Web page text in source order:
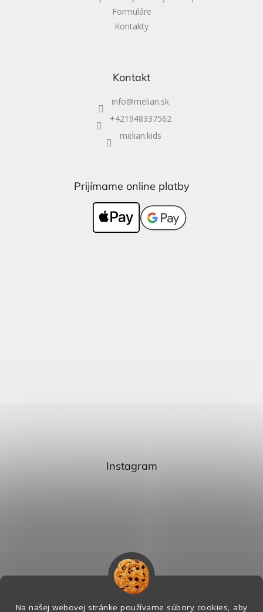
Na našej webovej stránke používame súbory cookies, aby
Formuláre
Kontakty
Kontakt
info@melian.sk
+421948337562
melian.kids
Prijímame online platby
Instagram